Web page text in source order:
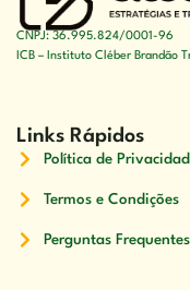
CNPJ: 36.995.824/0001-96
ICB – Instituto Cléber Brandão
Links Rápidos
Política de
Termos e Condições
Perguntas Frequentes